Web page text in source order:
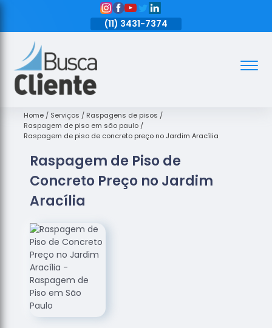
(11) 3431-7374
Assoalhos
de Madeira
Decks de
Empresas
de
Assoalhos
de Madeira
Loja de
Assoalhos
Raspagem
Assoalhos
Raspagem
Home Serviços
Raspagens de pisos
Raspagem de piso em são paulo
Raspagem de piso de concreto preço no Jardim Aracília
Raspagem de Piso de
Concreto Preço no Jardim
Aracília